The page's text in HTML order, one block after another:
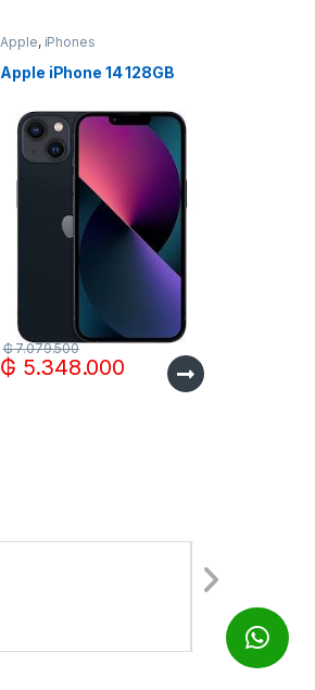
Apple, iPhones
Apple iPhone 14 128GB
₲ 5.348.000
₲7.079.500